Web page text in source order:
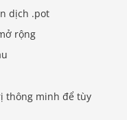
dịch .pot
rộng
thông minh để tùy